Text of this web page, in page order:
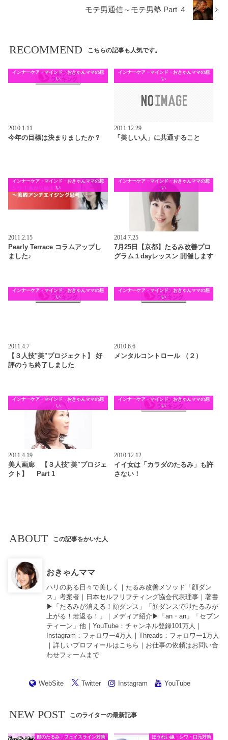
モテ男通信～モテ男塾 Part ４
RECOMMEND こちらの記事も人気です。
インナーケア・マインド・おきゃんママの想
い
2010.1.11
今年の目標は決まりましたか？
インナーケア・マインド・おきゃんママの想
い
2011.12.29
「美しい人」に共通すること
インナーケア・マインド・おきゃんママの想
い
2011.2.15
Pearly Terrace コラムアップし
ました♪
インナーケア・マインド・おきゃんママの想
い
2014.7.25
7月25日【京都】たるみ改善プロ
グラム１dayレッスン 開催します
インナーケア・マインド・おきゃんママの想
い
2011.4.7
【３人技"美"プロジェクト】 好
評のうち終了しました
インナーケア・マインド・おきゃんママの想
い
2010.6.6
メンタルコントロール （２）
インナーケア・マインド・おきゃんママの想
い
2011.4.19
美人画廊 【３人技"美"プロジェ
クト】 Part 1
インナーケア・マインド・おきゃんママの想
い
2010.12.12
イイ女は「カラダのたるみ」も許
さない！
ABOUT この記事をかいた人
おきゃんママ
ハリのある日々で美しく｜たるみ改善メソッド「顔ダン
ス」考案者｜日本セルフリフティング協会代表理事｜著書
▶︎「 たるみが消える！顔ダンス 」「 顔ダンスで即たるみが
上がる！若返る！ 」｜メディア紹介▶︎「an・an」「セブン
ティーン」他｜YouTube ：チャンネル登録101万人｜
Instagram ：フォロワー4万人｜Threads ：フォロワー1万人
｜詳しいプロフィールはこちら ｜お仕事の依頼はお問い合
わせフォーム まで
WebSite Twitter Instagram YouTube
NEW POST このライターの最新記事
顔のたるみ・フェイスライン対策 ほうれい線・シワ・口元対策